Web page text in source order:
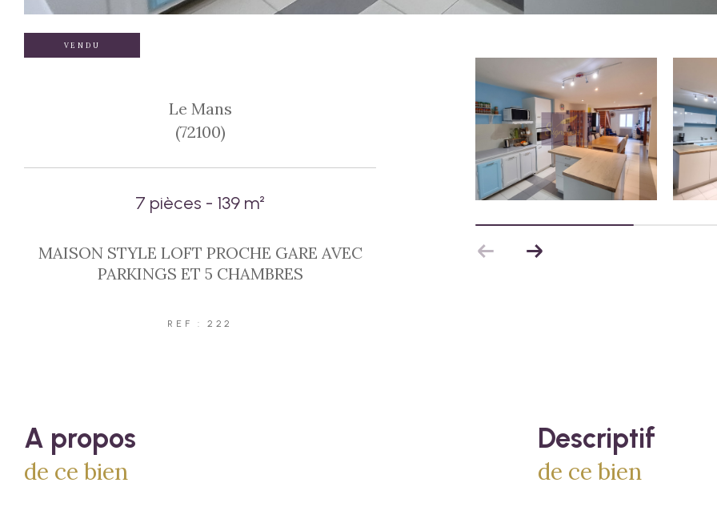
VENDU
Le Mans
(72100)
7 pièces - 139 m²
MAISON STYLE LOFT PROCHE GARE AVEC
PARKINGS ET 5 CHAMBRES
REF : 222
a propos
de ce bien
descriptif
de ce bien